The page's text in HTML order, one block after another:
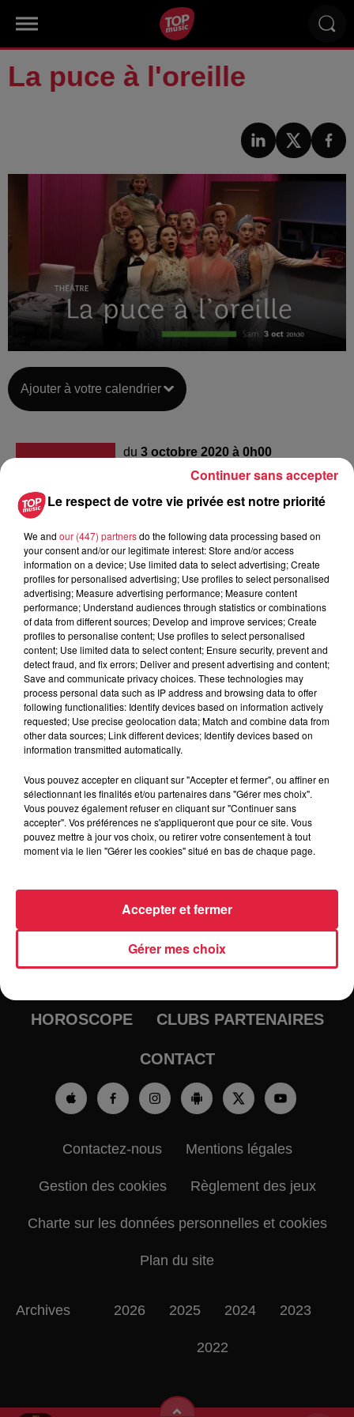
La puce à l'oreille
Ajouter à votre calendrier
du 3 octobre 2020 à 0h00
3 octobre 2020 à 0h00
Lieu Les Tanzmatten - SÉLESTAT (67)
Organisateur
https://www.facebook.com/events/
Tarif Gratuit
RADIO INFOS
TRAQUEURS D'EMPLOI
HOROSCOPE CLUBS PARTENAIRES
CONTACT
Contactez-nous Mentions légales
Gestion des cookies Règlement des jeux
Charte sur les données personnelles et cookies
Plan du site
Archives 2026 2025 2024 2023
2022
Le respect de votre vie privée est notre priorité
We and our (447) partnersdo the following data processing based on
your consent and/or our legitimate interest: Store and/or access
information on a device; Use limited data to select advertising; Create
profiles for personalised advertising; Use profiles to select personalised
advertising; Measure advertising performance; Measure content
performance; Understand audiences through statistics or combinations
of data from different sources; Develop and improve services; Create
profiles to personalise content; Use profiles to select personalised
content; Use limited data to select content; Ensure security, prevent and
detect fraud, and fix errors; Deliver and present advertising and content;
Save and communicate privacy choices. These technologies may
process personal data such as IP address and browsing data to offer
following functionalities: Identify devices based on information actively
requested; Use precise geolocation data; Match and combine data from
other data sources; Link different devices; Identify devices based on
information transmitted automatically.
Vous pouvez accepter en cliquant sur "Accepter et fermer", ou affiner en
sélectionnant les finalités et/ou partenaires dans "Gérer mes choix".
Vous pouvez également refuser en cliquant sur "Continuer sans
accepter". Vos préférences ne s'appliqueront que pour ce site. Vous
pouvez mettre à jour vos choix, ou retirer votre consentement à tout
moment via le lien "Gérer les cookies" situé en bas de chaque page.
Gérer mes choix
Accepter et fermer
Continuer sans accepter